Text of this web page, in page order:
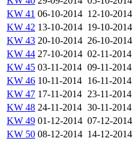
KW 41 06-10-2014 12-10-2014
KW 42 13-10-2014 19-10-2014
KW 43 20-10-2014 26-10-2014
KW 44 27-10-2014 02-11-2014
KW 45 03-11-2014 09-11-2014
KW 46 10-11-2014 16-11-2014
KW 47 17-11-2014 23-11-2014
KW 48 24-11-2014 30-11-2014
KW 49 01-12-2014 07-12-2014
KW 50 08-12-2014 14-12-2014